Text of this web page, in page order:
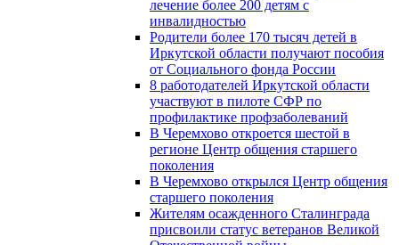
лечение более 200 детям с
инвалидностью
Родители более 170 тысяч детей в
Иркутской области получают пособия
от Социального фонда России
8 работодателей Иркутской области
участвуют в пилоте СФР по
профилактике профзаболеваний
В Черемхово откроется шестой в
регионе Центр общения старшего
поколения
В Черемхово открылся Центр общения
старшего поколения
Жителям осажденного Сталинграда
присвоили статус ветеранов Великой